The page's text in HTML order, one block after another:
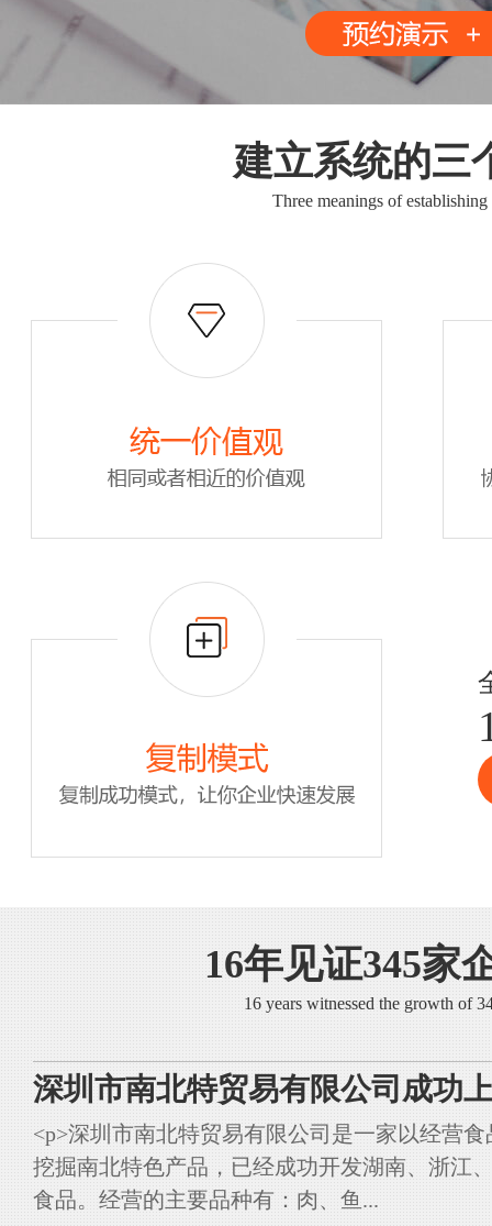
建立系统的三
Three meanings of establishing
16年见证345家
16 years witnessed the growth of
深圳市南北特贸易有限公司成功
<p>深圳市南北特贸易有限公司是一家以经营
挖掘南北特色产品，已经成功开发湖南、浙江
食品。经营的主要品种有：肉、鱼...